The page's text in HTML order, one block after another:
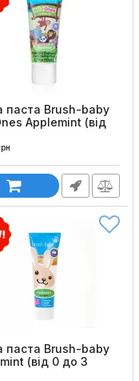
паста Brush-baby
Applemint (від
паста Brush-baby
(від 0 до 3